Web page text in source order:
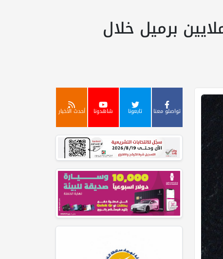
الظل".. الإمارات تتجاوز ضغوط هرمز وتضخ 6 ملايين برميل خلال
تواصلو معنا تابعونا شاهدونا أحدث الأخبار